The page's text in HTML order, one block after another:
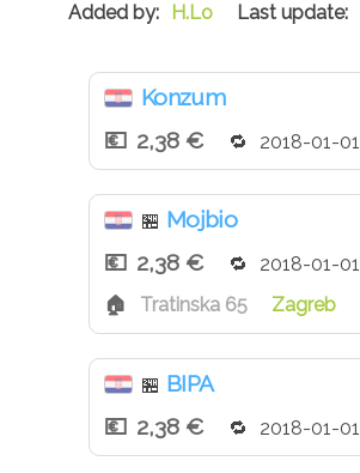
H.Lo
Konzum
2,38 €
2018-01-01
🏪 Mojbio
2,38 €
2018-01-01
Tratinska 65
Zagreb
🏪 BIPA
2,38 €
2018-01-01